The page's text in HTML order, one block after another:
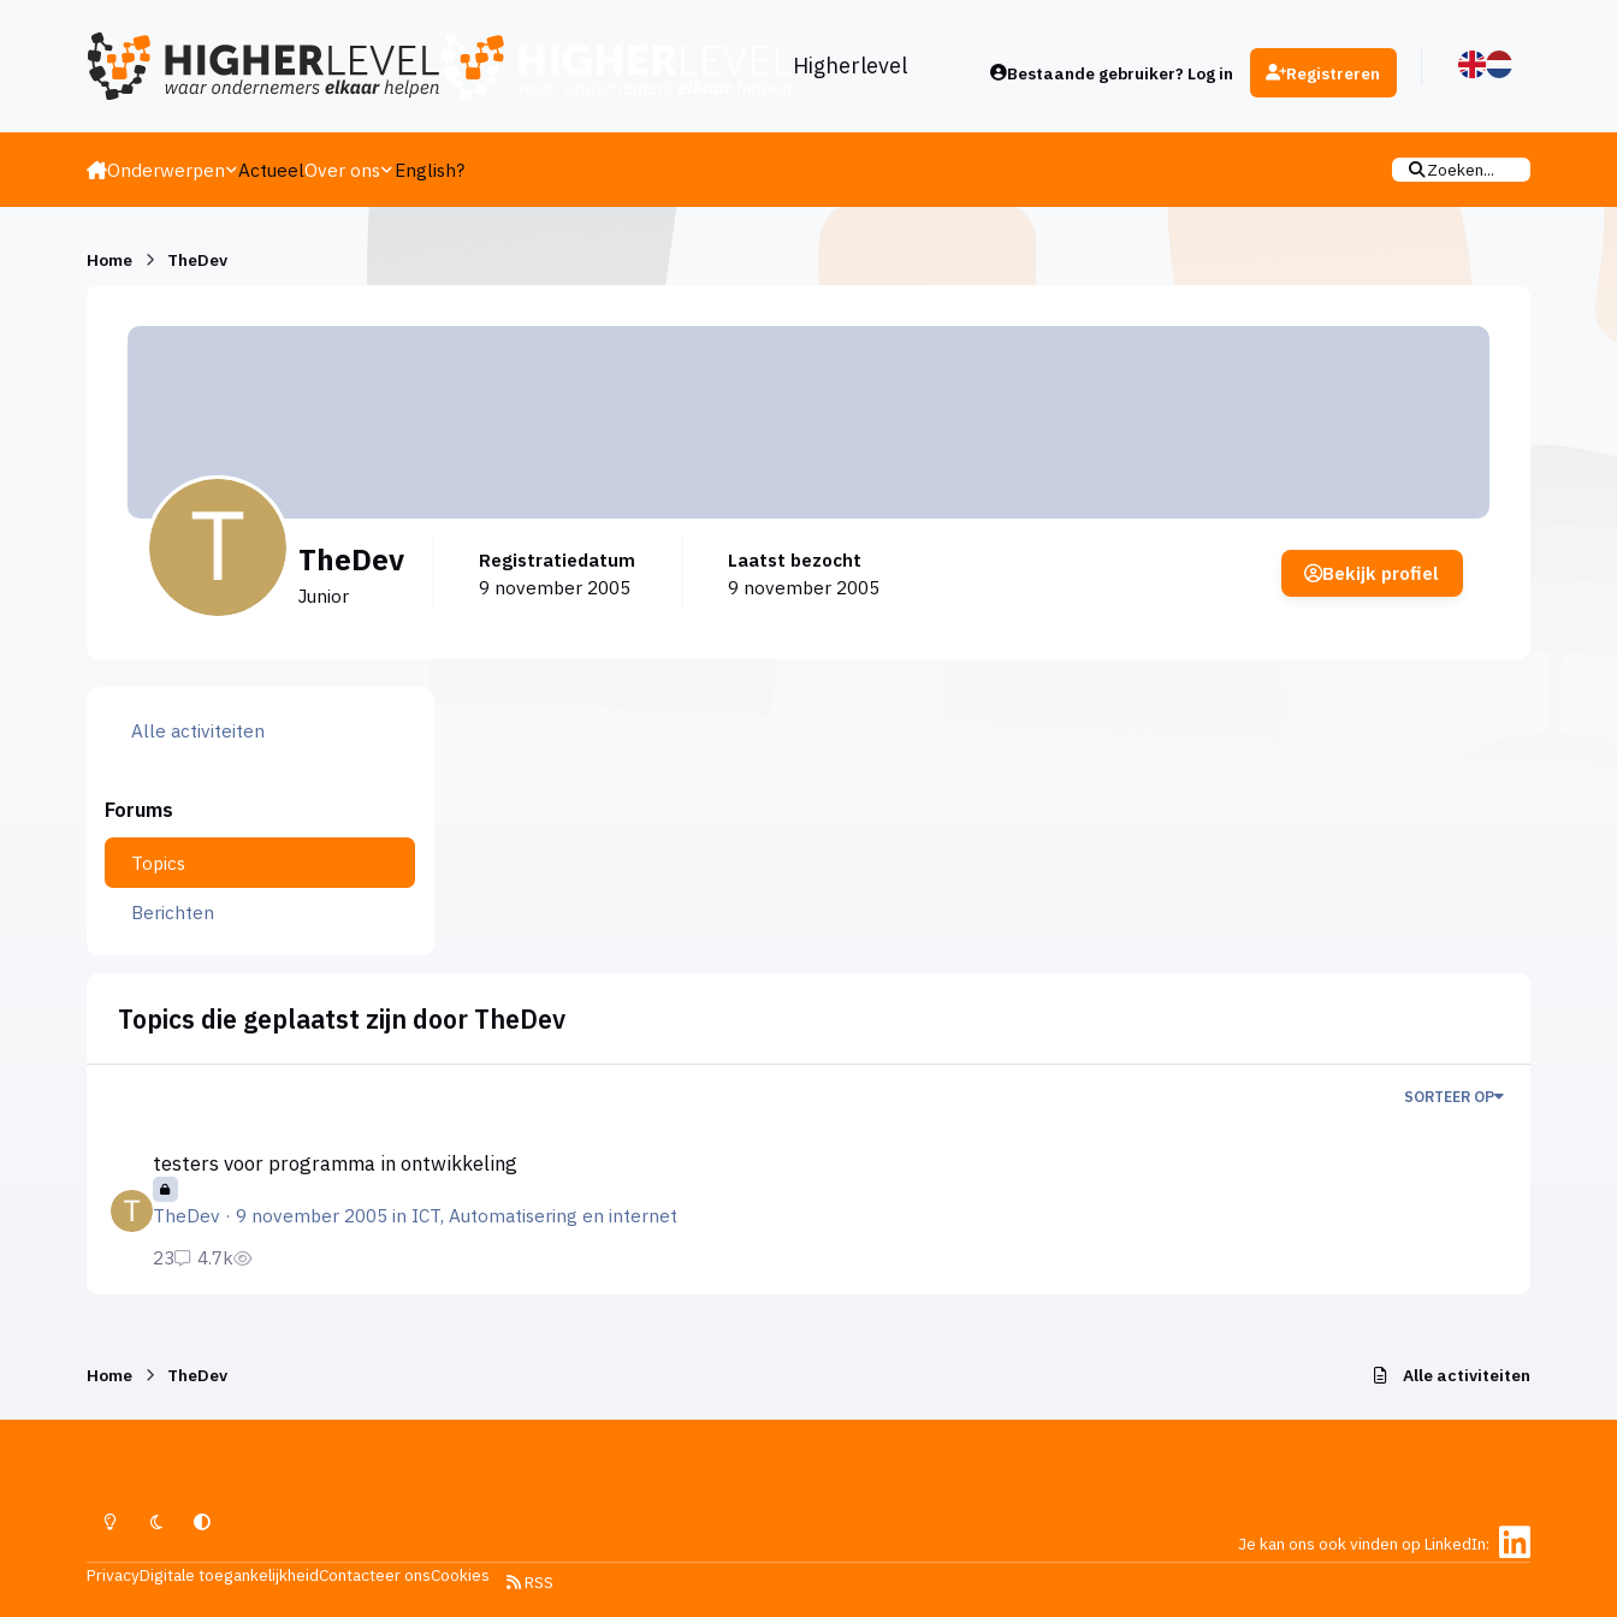
Higherlevel Bestaande gebruiker? Log in Registreren
Onderwerpen ActueelOver ons English? Zoeken...
Home TheDev
TheDev
Junior
Registratiedatum
9 november 2005
Laatst bezocht
9 november 2005
Bekijk profiel
Alle activiteiten
Forums
Topics
Berichten
Topics die geplaatst zijn door TheDev
SORTEER OP
testers voor programma in ontwikkeling
TheDev · 9 november 2005 in ICT, Automatisering en internet
Home TheDev Alle activiteiten
Lichte ModusDonkere ModusSysteemvoorkeur
Je kan ons ook vinden op LinkedIn:
PrivacyDigitale toegankelijkheidContacteer onsCookies RSS